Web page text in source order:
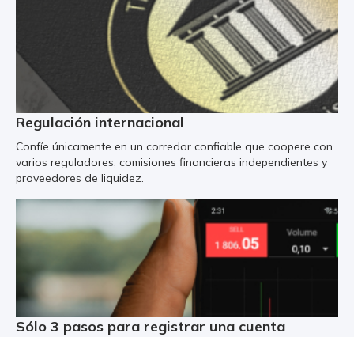
Regulación internacional
Confíe únicamente en un corredor confiable que coopere con
varios reguladores, comisiones financieras independientes y
proveedores de liquidez.
Sólo 3 pasos para registrar una cuenta